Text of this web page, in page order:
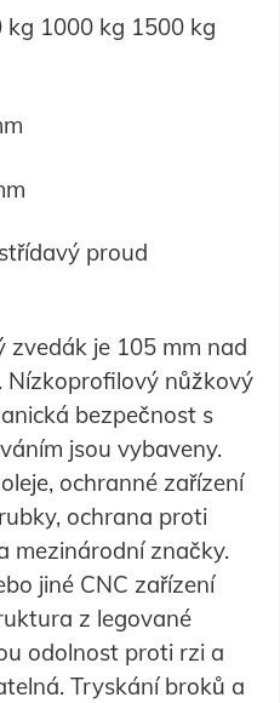
kg 1000 kg 1500 kg
proud
je 105 mm nad
Nízkoprofilový nůžkový
bezpečnost s
jsou vybaveny.
ochranné zařízení
ochrana proti
mezinárodní značky.
jiné CNC zařízení
z legované
odolnost proti rzi a
Tryskání broků a